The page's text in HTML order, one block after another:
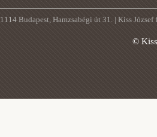
1114 Budapest, Hamzsabégi út 31. | Kiss
©